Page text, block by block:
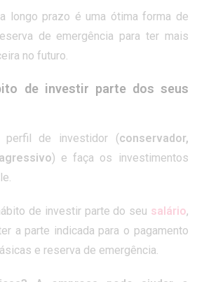
longo prazo é uma ótima forma de
de emergência para ter mais
no futuro.
de investir parte dos seus
perfil de investidor (conservador,
) e faça os investimentos
de investir parte do seu salário,
a parte indicada para o pagamento
e reserva de emergência.